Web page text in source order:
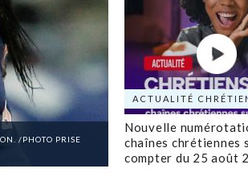
/PHOTO PRISE
ACTUALITÉ
Nouvelle
chaînes chrétiennes
compter du 25 août